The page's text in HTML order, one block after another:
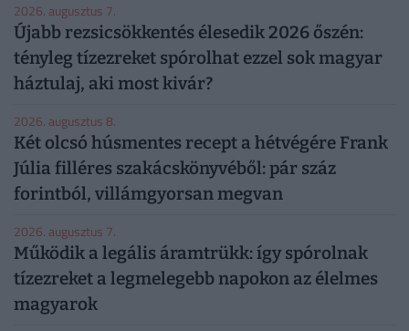
2026. augusztus 7.
Újabb rezsicsökkentés élesedik 2026 őszén:
tényleg tízezreket spórolhat ezzel sok magyar
háztulaj, aki most kivár?
2026. augusztus 8.
Két olcsó húsmentes recept a hétvégére Frank
Júlia filléres szakácskönyvéből: pár száz
forintból, villámgyorsan megvan
2026. augusztus 7.
Működik a legális áramtrükk: így spórolnak
tízezreket a legmelegebb napokon az élelmes
magyarok